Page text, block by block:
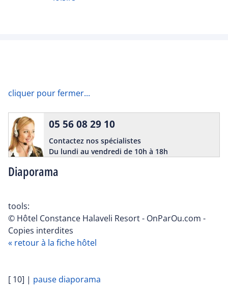
cliquer pour fermer...
Diaporama
05 56 08 29 10
Contactez nos spécialistes
Du lundi au vendredi de 10h à 18h
tools:
© Hôtel Constance Halaveli Resort - OnParOu.com -
Copies interdites
« retour à la fiche hôtel
[ 10] | pause diaporama